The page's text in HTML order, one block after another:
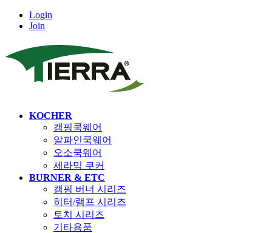
Login
Join
KOCHER
캠핑쿡웨어
알파인쿡웨어
오소쿡웨어
세라믹 쿠커
BURNER & ETC
캠핑 버너 시리즈
히터/램프 시리즈
토치 시리즈
기타용품